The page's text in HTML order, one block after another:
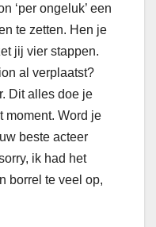
‘per ongeluk’ een
te zetten. Hen je
jij vier stappen.
al verplaatst?
Dit alles doe je
moment. Word je
beste acteer
ik had het
borrel te veel op,